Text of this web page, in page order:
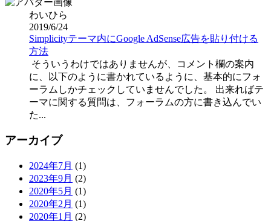
わいひら
2019/6/24
Simplicityテーマ内にGoogle AdSense広告を貼り付ける
方法
そういうわけではありませんが、コメント欄の案内
に、以下のように書かれているように、基本的にフォ
ーラムしかチェックしていませんでした。 出来ればテ
ーマに関する質問は、フォーラムの方に書き込んでい
た...
アーカイブ
2024年7月 (1)
2023年9月 (2)
2020年5月 (1)
2020年2月 (1)
2020年1月 (2)